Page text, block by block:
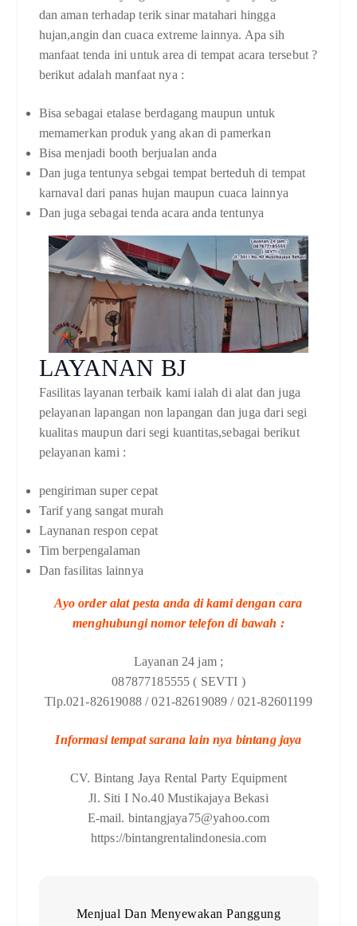
dan aman terhadap terik sinar matahari hingga
hujan,angin dan cuaca extreme lainnya. Apa sih
manfaat tenda ini untuk area di tempat acara tersebut ?
berikut adalah manfaat nya :
Bisa sebagai etalase berdagang maupun untuk
memamerkan produk yang akan di pamerkan
Bisa menjadi booth berjualan anda
Dan juga tentunya sebgai tempat berteduh di tempat
karnaval dari panas hujan maupun cuaca lainnya
Dan juga sebagai tenda acara anda tentunya
LAYANAN BJ
Fasilitas layanan terbaik kami ialah di alat dan juga
pelayanan lapangan non lapangan dan juga dari segi
kualitas maupun dari segi kuantitas,sebagai berikut
pelayanan kami :
pengiriman super cepat
Tarif yang sangat murah
Laynanan respon cepat
Tim berpengalaman
Dan fasilitas lainnya
Ayo order alat pesta anda di kami dengan cara
menghubungi nomor telefon di bawah :
Layanan 24 jam ;
087877185555 ( SEVTI )
Tlp.021-82619088 / 021-82619089 / 021-82601199
Informasi tempat sarana lain nya bintang jaya
CV. Bintang Jaya Rental Party Equipment
Jl. Siti I No.40 Mustikajaya Bekasi
E-mail. bintangjaya75@yahoo.com
https://bintangrentalindonesia.com
Menjual Dan Menyewakan Panggung